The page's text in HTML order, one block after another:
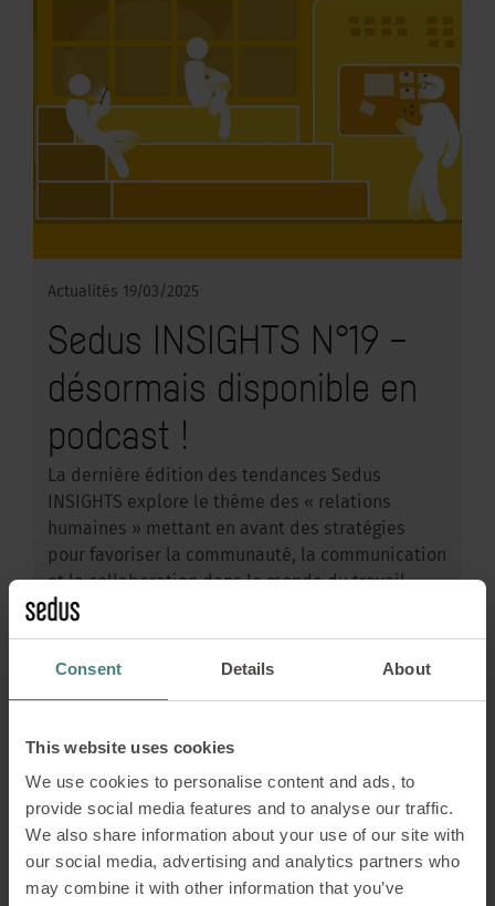
Consent Details About
This website uses cookies
We use cookies to personalise content and ads, to
provide social media features and to analyse our traffic.
We also share information about your use of our site with
our social media, advertising and analytics partners who
may combine it with other information that you’ve
Actualités 19/03/2025
Sedus INSIGHTS N°19 –
désormais disponible en
podcast !
La dernière édition des tendances Sedus
INSIGHTS explore le thème des « relations
humaines » mettant en avant des stratégies
pour favoriser la communauté, la communication
et la collaboration dans le monde du travail
moderne. Les résultats passionnants de la 19e
édition sont désormais accessibles en version
audio, à travers deux épisodes de podcast